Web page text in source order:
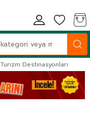
Turizm Destinasyonları